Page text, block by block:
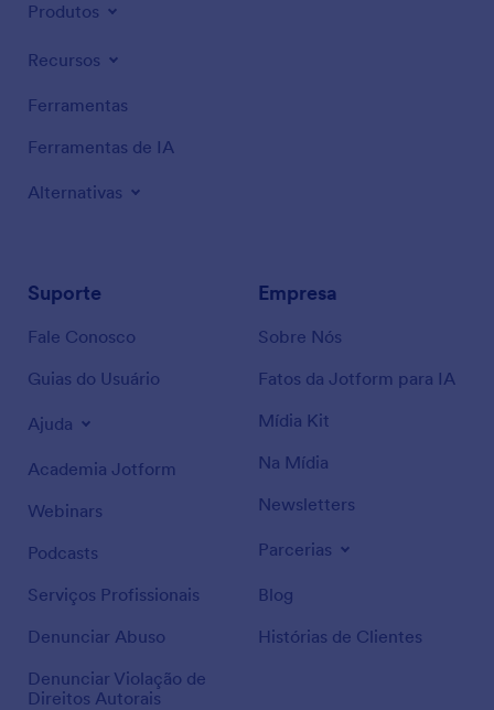
Produtos
Recursos
Ferramentas
Ferramentas de IA
Alternativas
Suporte
Fale Conosco
Guias do Usuário
Ajuda
Academia Jotform
Webinars
Podcasts
Serviços Profissionais
Denunciar Abuso
Denunciar Violação de
Direitos Autorais
Empresa
Sobre Nós
Fatos da Jotform para IA
Mídia Kit
Na Mídia
Newsletters
Parcerias
Blog
Histórias de Clientes